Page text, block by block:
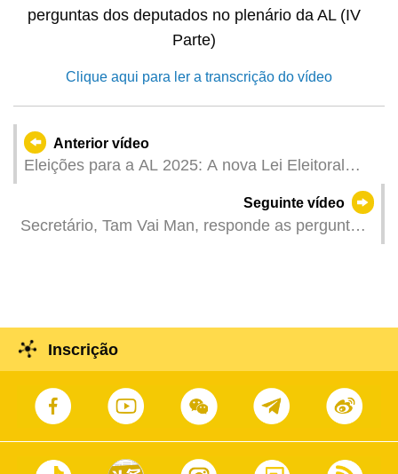
perguntas dos deputados no plenário da AL (IV
Parte)
Clique aqui para ler a transcrição do vídeo
Anterior vídeo
Eleições para a AL 2025: A nova Lei Eleitoral
aperfeiçoa a implementação do princípio «Macau
Seguinte vídeo
Secretário, Tam Vai Man, responde as perguntas
Inscrição